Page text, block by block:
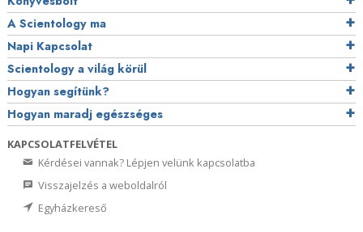
A Scientology ma
Napi Kapcsolat
Scientology a világ körül
Hogyan segítünk?
Hogyan maradj egészséges
KAPCSOLATFELVÉTEL
Kérdései vannak? Lépjen velünk kapcsolatba
Visszajelzés a weboldalról
Egyházkereső